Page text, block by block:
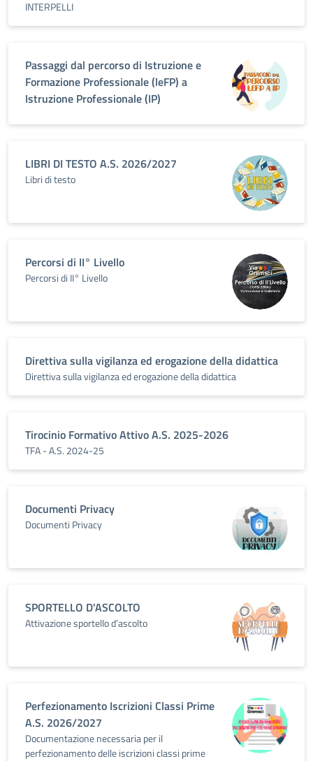
INTERPELLI
Passaggi dal percorso di Istruzione e
Formazione Professionale (leFP) a
Istruzione Professionale (IP)
LIBRI DI TESTO A.S. 2026/2027
Libri di testo
Percorsi di II° Livello
Percorsi di II° Livello
Direttiva sulla vigilanza ed erogazione della didattica
Direttiva sulla vigilanza ed erogazione della didattica
Tirocinio Formativo Attivo A.S. 2025-2026
TFA - A.S. 2024-25
Documenti Privacy
Documenti Privacy
SPORTELLO D'ASCOLTO
Attivazione sportello d’ascolto
Perfezionamento Iscrizioni Classi Prime
A.S. 2026/2027
Documentazione necessaria per il
perfezionamento delle iscrizioni classi prime